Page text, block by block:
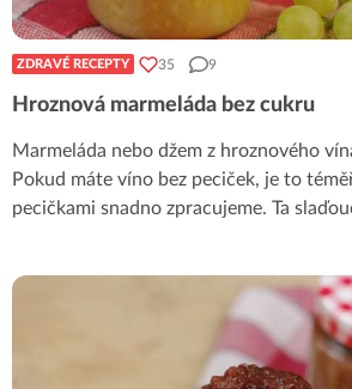
ZDRAVÉ RECEPTY 35 9
Hroznová marmeláda bez cukru
Marmeláda nebo džem z hroznového
Pokud máte víno bez peciček, je to
pecičkami snadno zpracujeme. Ta